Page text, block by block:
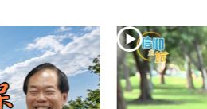
【信仰之旅】第
十三集：「天主
十誡(上)」—金
毓瑋 神父